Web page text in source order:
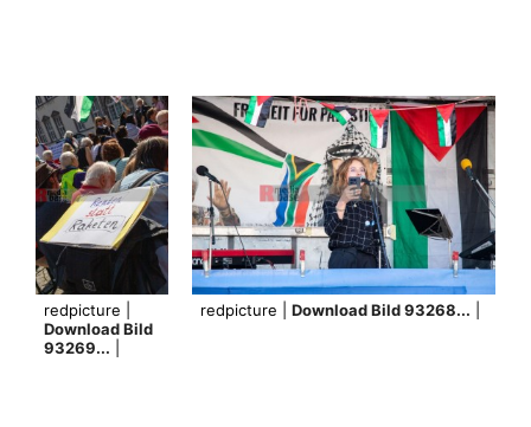
redpicture |
Download Bild
93269...
redpicture | Download Bild 93268...